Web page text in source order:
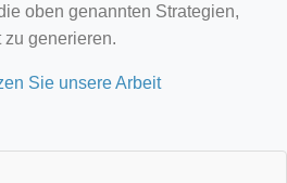
oben genannten Strategien,
zu generieren.
Sie unsere Arbeit